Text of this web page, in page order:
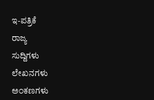
ಇ-ಪತ್ರಿಕೆ
ರಾಜ್ಯ
ಸುದ್ದಿಗಳು
ಲೇಖನಗಳು
ಅಂಕಣಗಳು